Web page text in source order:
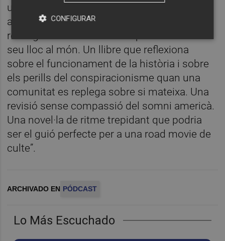
Lo Más Escuchado
una dècada en què ser jove no és gens fàcil,
amb la guerra del Vietnam a l’horitzó,
resseguim el camí de Cass per a trobar el
seu lloc al món. Un llibre que reflexiona
sobre el funcionament de la història i sobre
els perills del conspiracionisme quan una
comunitat es replega sobre si mateixa. Una
revisió sense compassió del somni americà.
Una novel·la de ritme trepidant que podria
ser el guió perfecte per a una road movie de
culte”.
ARCHIVADO EN PÓDCAST
CONFIGURAR